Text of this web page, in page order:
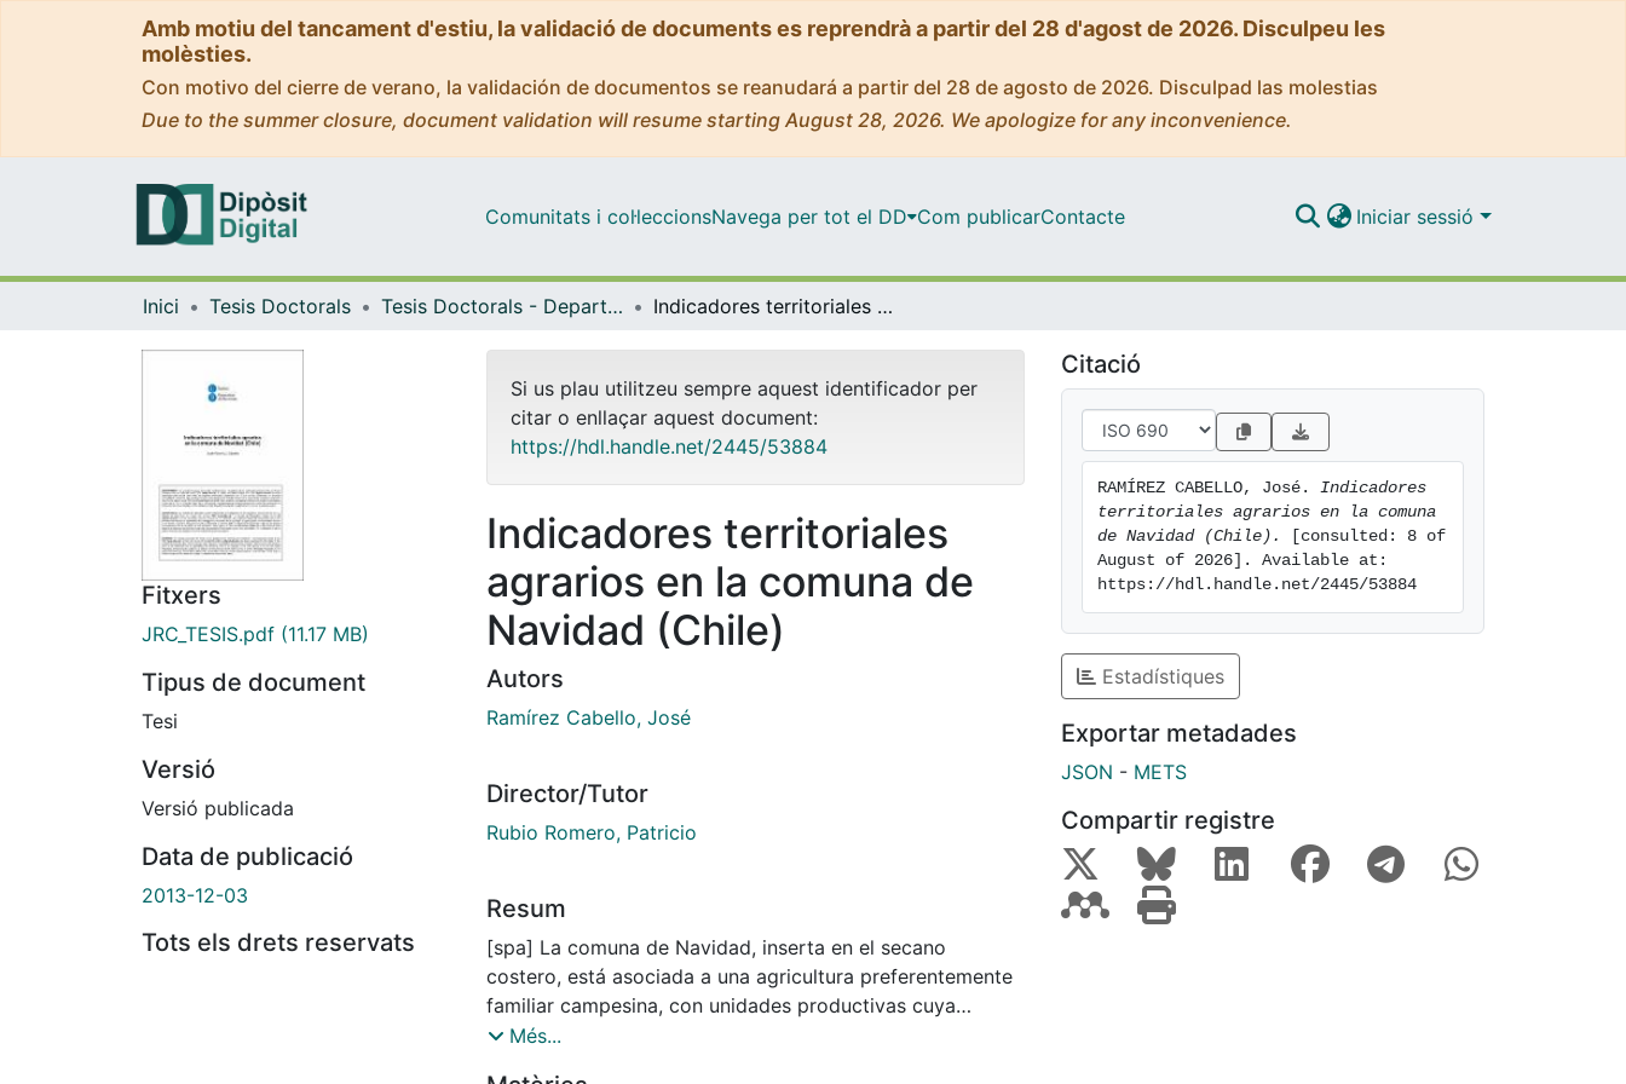
Amb motiu del tancament d'estiu, la validació de documents es reprendrà a partir del 28 d'agost de 2026. Disculpeu les
molèsties.
Con motivo del cierre de verano, la validación de documentos se reanudará a partir del 28 de agosto de 2026. Disculpad las molestias
Due to the summer closure, document validation will resume starting August 28, 2026. We apologize for any inconvenience.
Comunitats i col·leccionsNavega per tot el DD Com publicarContacte Iniciar sessió
Inici Tesis Doctorals Tesis Doctorals - Departament - Geografia Física i Anàlisi Geogràfica Regional Indicadores territoriales agrarios en la comuna de Navidad (Chile)
Fitxers
JRC_TESIS.pdf (11.17 MB)
Tipus de document
Tesi
Versió
Versió publicada
Data de publicació
2013-12-03
Tots els drets reservats
Si us plau utilitzeu sempre aquest identificador per
citar o enllaçar aquest document:
https://hdl.handle.net/2445/53884
Indicadores territoriales
agrarios en la comuna de
Navidad (Chile)
Autors
Ramírez Cabello, José
Director/Tutor
Rubio Romero, Patricio
Resum
[spa] La comuna de Navidad, inserta en el secano
costero, está asociada a una agricultura preferentemente
familiar campesina, con unidades productivas cuya
superficie de uso agrícola es mayoritariamente reducida,
Més...
Citació
RAMÍREZ CABELLO, José. Indicadores
territoriales agrarios en la comuna
de Navidad (Chile).
[consulted: 8 of
August of 2026]. Available at:
https://hdl.handle.net/2445/53884
Estadístiques
Exportar metadades
JSON - METS
Compartir registre